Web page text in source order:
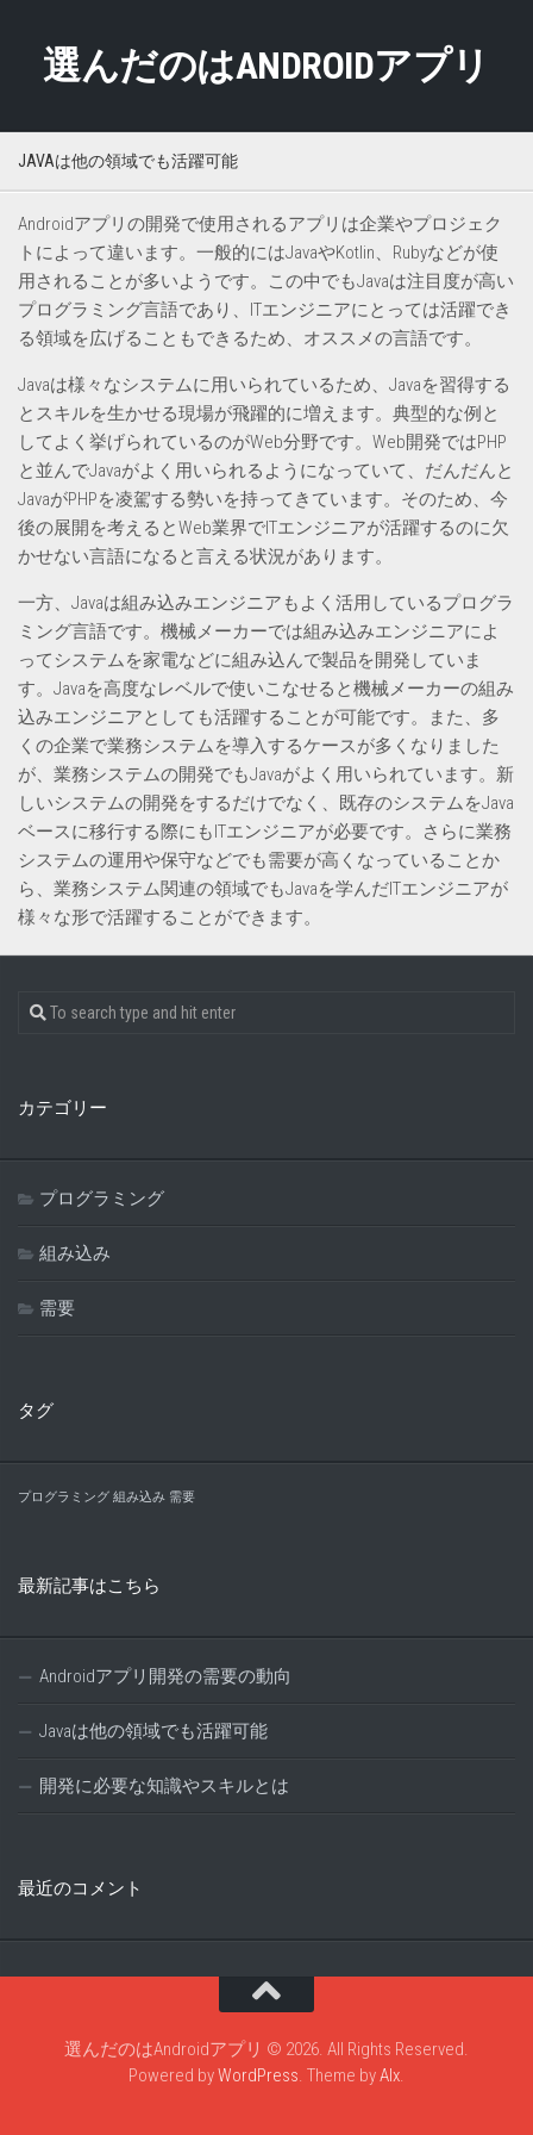
content選んだのはANDROIDアプリ
JAVAは他の領域でも活躍可能
Androidアプリの開発で使用されるアプリは企業やプロジェク
トによって違います。一般的にはJavaやKotlin、Rubyなどが使
用されることが多いようです。この中でもJavaは注目度が高い
プログラミング言語であり、ITエンジニアにとっては活躍でき
る領域を広げることもできるため、オススメの言語です。
Javaは様々なシステムに用いられているため、Javaを習得する
とスキルを生かせる現場が飛躍的に増えます。典型的な例と
してよく挙げられているのがWeb分野です。Web開発ではPHP
と並んでJavaがよく用いられるようになっていて、だんだんと
JavaがPHPを凌駕する勢いを持ってきています。そのため、今
後の展開を考えるとWeb業界でITエンジニアが活躍するのに欠
かせない言語になると言える状況があります。
一方、Javaは組み込みエンジニアもよく活用しているプログラ
ミング言語です。機械メーカーでは組み込みエンジニアによ
ってシステムを家電などに組み込んで製品を開発していま
す。Javaを高度なレベルで使いこなせると機械メーカーの組み
込みエンジニアとしても活躍することが可能です。また、多
くの企業で業務システムを導入するケースが多くなりました
が、業務システムの開発でもJavaがよく用いられています。新
しいシステムの開発をするだけでなく、既存のシステムをJava
ベースに移行する際にもITエンジニアが必要です。さらに業務
システムの運用や保守などでも需要が高くなっていることか
ら、業務システム関連の領域でもJavaを学んだITエンジニアが
様々な形で活躍することができます。
カテゴリー
プログラミング
組み込み
需要
タグ
プログラミング 組み込み 需要
最新記事はこちら
Androidアプリ開発の需要の動向
Javaは他の領域でも活躍可能
開発に必要な知識やスキルとは
最近のコメント
選んだのはAndroidアプリ © 2026. All Rights Reserved.
Powered byWordPress. Theme byAlx.